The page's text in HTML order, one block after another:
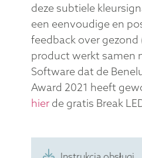
deze subtiele
een eenvoudige en
feedback over
product werkt samen
Software dat de
Award 2021 heeft
hierde gratis Break